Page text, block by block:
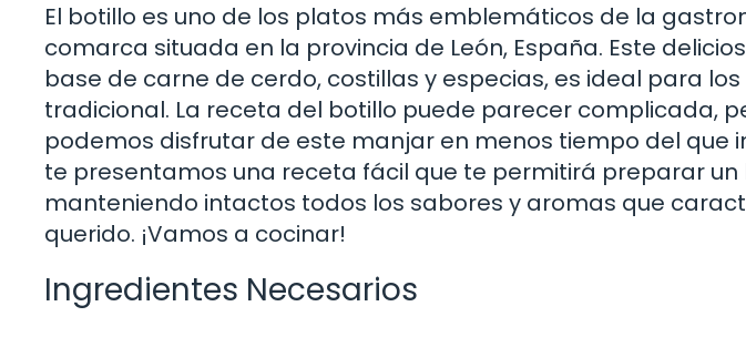
El botillo es uno de los platos más emblemáticos de la
comarca situada en la provincia de León, España. Este
base de carne de cerdo, costillas y especias, es ideal para
tradicional. La receta del botillo puede parecer complicada,
podemos disfrutar de este manjar en menos tiempo del que
te presentamos una receta fácil que te permitirá preparar un
manteniendo intactos todos los sabores y aromas que
querido. ¡Vamos a cocinar!
Ingredientes Necesarios